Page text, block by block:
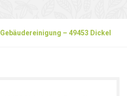
Gebäudereinigung – 49453 Dickel